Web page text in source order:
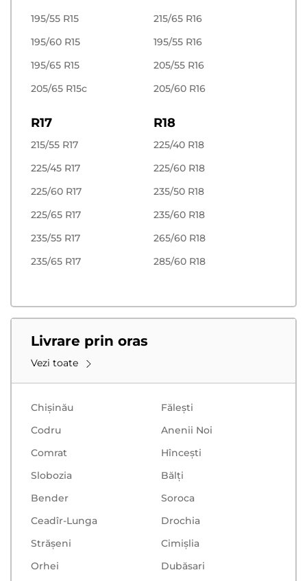
195/55 R15
195/60 R15
195/65 R15
205/65 R15c
215/65 R16
195/55 R16
205/55 R16
205/60 R16
R17
215/55 R17
225/45 R17
225/60 R17
225/65 R17
235/55 R17
235/65 R17
R18
225/40 R18
225/60 R18
235/50 R18
235/60 R18
265/60 R18
285/60 R18
Livrare prin oras
Vezi toate
Chișinău
Făleşti
Codru
Anenii Noi
Comrat
Hînceşti
Slobozia
Bălţi
Bender
Soroca
Ceadîr-Lunga
Drochia
Strășeni
Cimișlia
Orhei
Dubăsari